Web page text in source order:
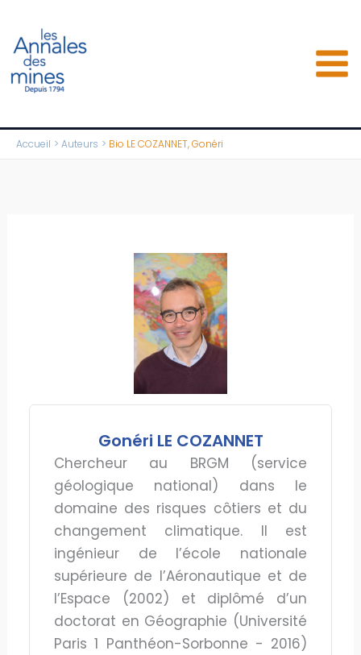
contenu
Accueil Auteurs Bio LE COZANNET, Gonéri
Gonéri LE COZANNET
Chercheur au BRGM (service
géologique national) dans le
domaine des risques côtiers et du
changement climatique. Il est
ingénieur de l’école nationale
supérieure de l’Aéronautique et de
l’Espace (2002) et diplômé d’un
doctorat en Géographie (Université
Paris 1 Panthéon-Sorbonne - 2016)